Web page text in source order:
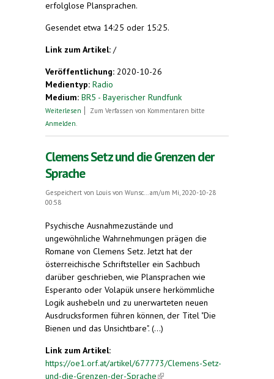
erfolglose Plansprachen.
Gesendet etwa 14:25 oder 15:25.
Link zum Artikel: /
Veröffentlichung: 2020-10-26
Medientyp: Radio
Medium: BR5 - Bayerischer Rundfunk
Weiterlesen über Kurzer Bericht zu dem neuen Buch von
Zum Verfassen von Kommentaren bitte
Anmelden
Clemens Setz und die Grenzen der
Sprache
Gespeichert von Louis von Wunsc...
am/um Mi, 2020-10-28
00:58
Psychische Ausnahmezustände und
ungewöhnliche Wahrnehmungen prägen die
Romane von Clemens Setz. Jetzt hat der
österreichische Schriftsteller ein Sachbuch
darüber geschrieben, wie Plansprachen wie
Esperanto oder Volapük unsere herkömmliche
Logik aushebeln und zu unerwarteten neuen
Ausdrucksformen führen können, der Titel "Die
Bienen und das Unsichtbare". (...)
Link zum Artikel:
https://oe1.orf.at/artikel/677773/Clemens-Setz-
und-die-Grenzen-der-Sprache(link is external)